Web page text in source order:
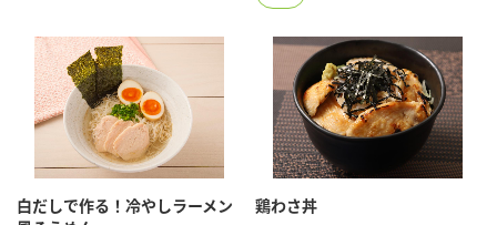
白だしで作る！冷やしラーメン
鶏わさ丼